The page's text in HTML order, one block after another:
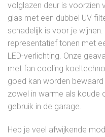
volglazen deur is voorzien
glas met een dubbel UV
schadelijk is voor je
representatief tonen met
LED-verlichting. Onze
met fan cooling
goed kan worden
zowel in warme als koude
gebruik in de garage.
Heb je veel afwijkende